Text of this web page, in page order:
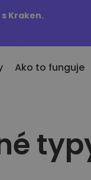
Kraken.
do Kriptomatu
KriptoEarn
Získajte odmeny za
Ako to funguje